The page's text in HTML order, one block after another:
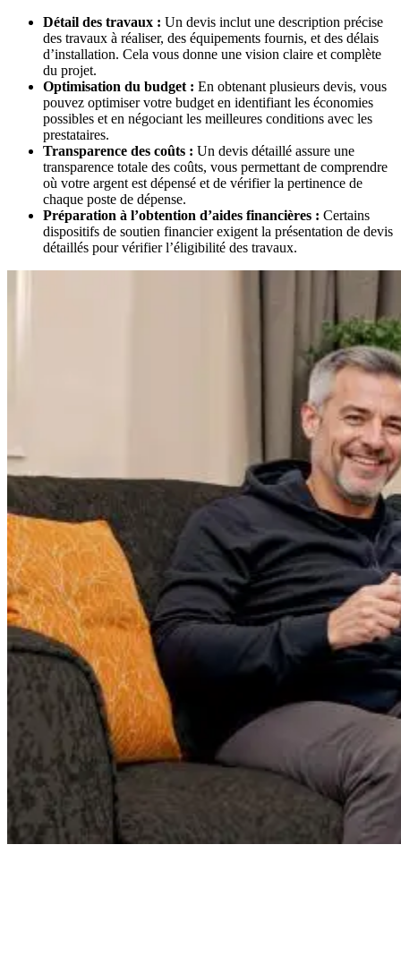
Détail des travaux : Un devis inclut une description précise
des travaux à réaliser, des équipements fournis, et des délais
d’installation. Cela vous donne une vision claire et complète
du projet.
Optimisation du budget : En obtenant plusieurs devis, vous
pouvez optimiser votre budget en identifiant les économies
possibles et en négociant les meilleures conditions avec les
prestataires.
Transparence des coûts : Un devis détaillé assure une
transparence totale des coûts, vous permettant de comprendre
où votre argent est dépensé et de vérifier la pertinence de
chaque poste de dépense.
Préparation à l’obtention d’aides financières : Certains
dispositifs de soutien financier exigent la présentation de devis
détaillés pour vérifier l’éligibilité des travaux.